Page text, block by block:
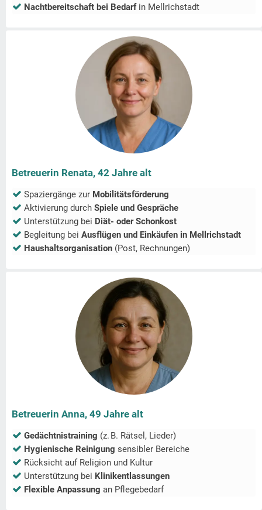
Nachtbereitschaft bei Bedarfin Mellrichstadt
Betreuerin Renata, 42 Jahre alt
Spaziergänge zur Mobilitätsförderung
Aktivierung durch Spiele und Gespräche
Unterstützung bei Diät- oder Schonkost
Begleitung bei Ausflügen und Einkäufen in Mellrichstadt
Haushaltsorganisation (Post, Rechnungen)
Betreuerin Anna, 49 Jahre alt
Gedächtnistraining (z. B. Rätsel, Lieder)
Hygienische Reinigung sensibler Bereiche
Rücksicht auf Religion und Kultur
Unterstützung bei Klinikentlassungen
Flexible Anpassung an Pflegebedarf